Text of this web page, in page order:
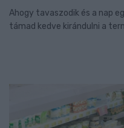
Ahogy tavaszodik és a nap
támad kedve kirándulni a